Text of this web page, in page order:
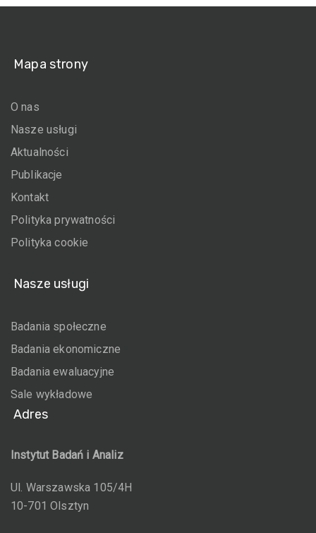
Mapa strony
O nas
Nasze usługi
Aktualności
Publikacje
Kontakt
Polityka prywatności
Polityka cookie
Nasze usługi
Badania społeczne
Badania ekonomiczne
Badania ewaluacyjne
Sale wykładowe
Adres
Instytut Badań i Analiz
Ul. Warszawska 105/4H
10-701 Olsztyn